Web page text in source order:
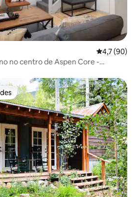
4,7 de uma
4,7 (90)
no centro de Aspen Core -